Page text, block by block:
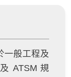
一般工程及
ATSM 規